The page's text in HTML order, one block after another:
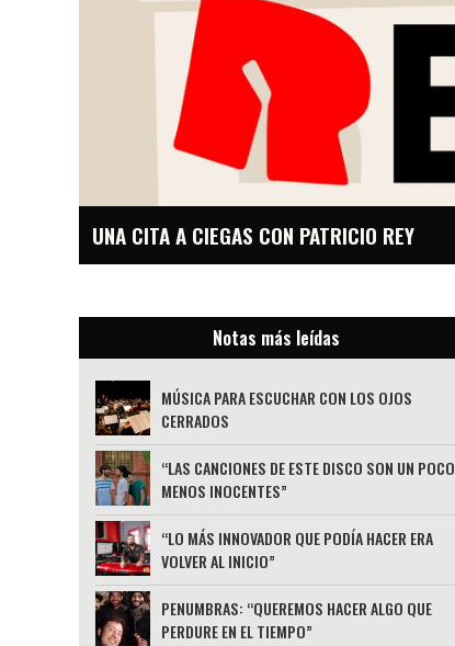
UNA CITA A CIEGAS CON PATRICIO REY
Notas más leídas
MÚSICA PARA ESCUCHAR CON LOS OJOS
CERRADOS
“LAS CANCIONES DE ESTE DISCO SON UN POCO
MENOS INOCENTES”
“LO MÁS INNOVADOR QUE PODÍA HACER ERA
VOLVER AL INICIO”
PENUMBRAS: “QUEREMOS HACER ALGO QUE
PERDURE EN EL TIEMPO”